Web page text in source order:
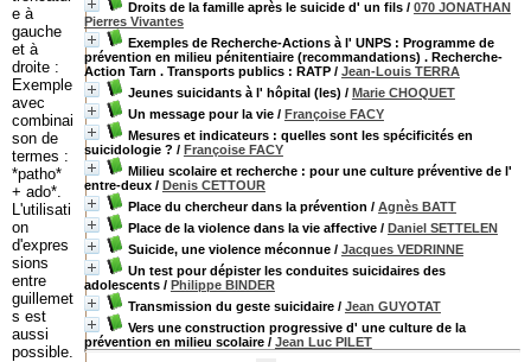
Droits de la famille après le suicide d' un fils/ 070 JONATHAN
Pierres Vivantes
Exemples de Recherche-Actions à l' UNPS : Programme de
prévention en milieu pénitentiaire (recommandations) . Recherche-
Action Tarn . Transports publics : RATP/ Jean-Louis TERRA
Jeunes suicidants à l' hôpital (les) / Marie CHOQUET
Un message pour la vie/ Françoise FACY
Mesures et indicateurs : quelles sont les spécificités en
suicidologie ? / Françoise FACY
Milieu scolaire et recherche : pour une culture préventive de l'
entre-deux/ Denis CETTOUR
Place du chercheur dans la prévention / Agnès BATT
Place de la violence dans la vie affective/ Daniel SETTELEN
Suicide, une violence méconnue/ Jacques VEDRINNE
Un test pour dépister les conduites suicidaires des
adolescents/ Philippe BINDER
Transmission du geste suicidaire/ Jean GUYOTAT
Vers une construction progressive d' une culture de la
prévention en milieu scolaire/ Jean Luc PILET
e à
gauche
et à
droite :
Exemple
avec
combinai
son de
termes :
*patho*
+ ado*.
L'utilisati
on
d'expres
sions
entre
guillemet
s est
aussi
possible.